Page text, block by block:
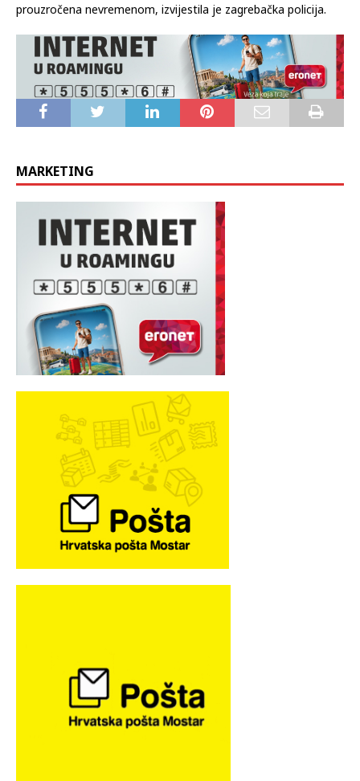
centar Policijske uprave zagrebačke, jučer je u
poslijepodnevnim i ranim večernjim satima zaprimilo više od
950 dojava građana koje su se odnosile na oštećenja
prouzročena nevremenom, izvijestila je zagrebačka policija.
MARKETING